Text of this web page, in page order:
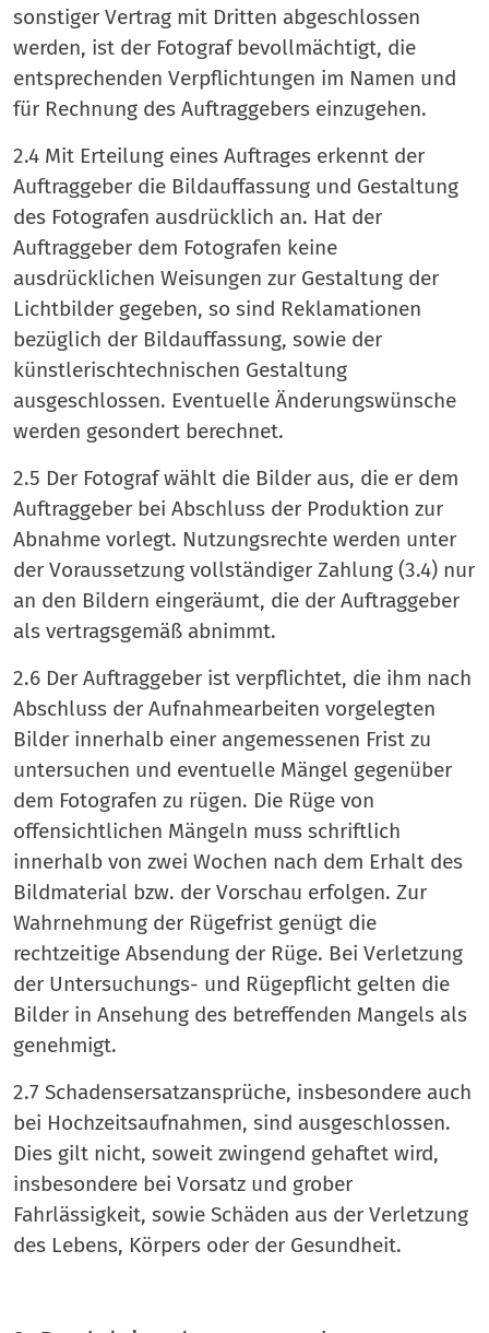
sonstiger Vertrag mit Dritten abgeschlossen
werden, ist der Fotograf bevollmächtigt, die
entsprechenden Verpflichtungen im Namen und
für Rechnung des Auftraggebers einzugehen.
2.4 Mit Erteilung eines Auftrages erkennt der
Auftraggeber die Bildauffassung und Gestaltung
des Fotografen ausdrücklich an. Hat der
Auftraggeber dem Fotografen keine
ausdrücklichen Weisungen zur Gestaltung der
Lichtbilder gegeben, so sind Reklamationen
bezüglich der Bildauffassung, sowie der
künstlerischtechnischen Gestaltung
ausgeschlossen. Eventuelle Änderungswünsche
werden gesondert berechnet.
2.5 Der Fotograf wählt die Bilder aus, die er dem
Auftraggeber bei Abschluss der Produktion zur
Abnahme vorlegt. Nutzungsrechte werden unter
der Voraussetzung vollständiger Zahlung (3.4) nur
an den Bildern eingeräumt, die der Auftraggeber
als vertragsgemäß abnimmt.
2.6 Der Auftraggeber ist verpflichtet, die ihm nach
Abschluss der Aufnahmearbeiten vorgelegten
Bilder innerhalb einer angemessenen Frist zu
untersuchen und eventuelle Mängel gegenüber
dem Fotografen zu rügen. Die Rüge von
offensichtlichen Mängeln muss schriftlich
innerhalb von zwei Wochen nach dem Erhalt des
Bildmaterial bzw. der Vorschau erfolgen. Zur
Wahrnehmung der Rügefrist genügt die
rechtzeitige Absendung der Rüge. Bei Verletzung
der Untersuchungs- und Rügepflicht gelten die
Bilder in Ansehung des betreffenden Mangels als
genehmigt.
2.7 Schadensersatzansprüche, insbesondere auch
bei Hochzeitsaufnahmen, sind ausgeschlossen.
Dies gilt nicht, soweit zwingend gehaftet wird,
insbesondere bei Vorsatz und grober
Fahrlässigkeit, sowie Schäden aus der Verletzung
des Lebens, Körpers oder der Gesundheit.